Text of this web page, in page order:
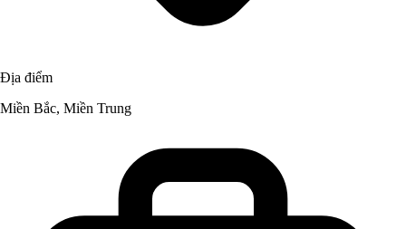
Địa điểm
Miền Bắc, Miền Trung